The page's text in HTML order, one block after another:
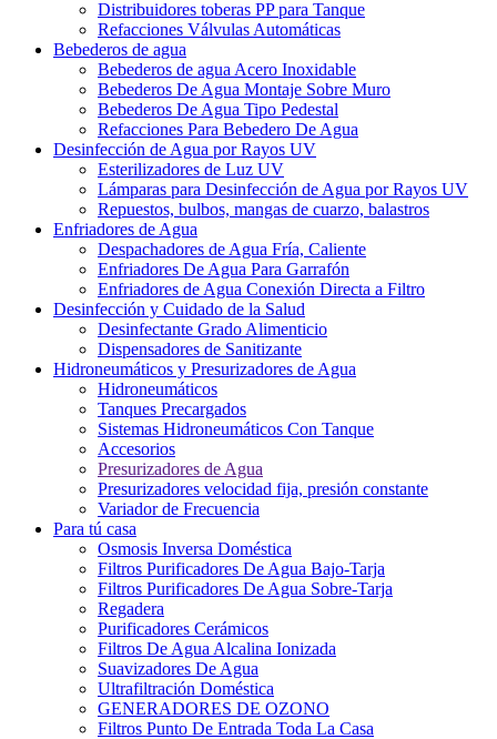
Distribuidores toberas PP para Tanque
Refacciones Válvulas Automáticas
Bebederos de agua
Bebederos de agua Acero Inoxidable
Bebederos De Agua Montaje Sobre Muro
Bebederos De Agua Tipo Pedestal
Refacciones Para Bebedero De Agua
Desinfección de Agua por Rayos UV
Esterilizadores de Luz UV
Lámparas para Desinfección de Agua por Rayos UV
Repuestos, bulbos, mangas de cuarzo, balastros
Enfriadores de Agua
Despachadores de Agua Fría, Caliente
Enfriadores De Agua Para Garrafón
Enfriadores de Agua Conexión Directa a Filtro
Desinfección y Cuidado de la Salud
Desinfectante Grado Alimenticio
Dispensadores de Sanitizante
Hidroneumáticos y Presurizadores de Agua
Hidroneumáticos
Tanques Precargados
Sistemas Hidroneumáticos Con Tanque
Accesorios
Presurizadores de Agua
Presurizadores velocidad fija, presión constante
Variador de Frecuencia
Para tú casa
Osmosis Inversa Doméstica
Filtros Purificadores De Agua Bajo-Tarja
Filtros Purificadores De Agua Sobre-Tarja
Regadera
Purificadores Cerámicos
Filtros De Agua Alcalina Ionizada
Suavizadores De Agua
Ultrafiltración Doméstica
GENERADORES DE OZONO
Filtros Punto De Entrada Toda La Casa